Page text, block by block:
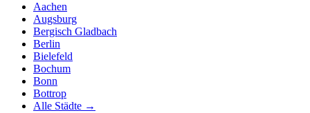
Aachen
Augsburg
Bergisch Gladbach
Berlin
Bielefeld
Bochum
Bonn
Bottrop
Alle Städte →